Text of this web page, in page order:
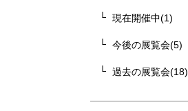
現在開催中(1)
今後の展覧会(5)
過去の展覧会(18)